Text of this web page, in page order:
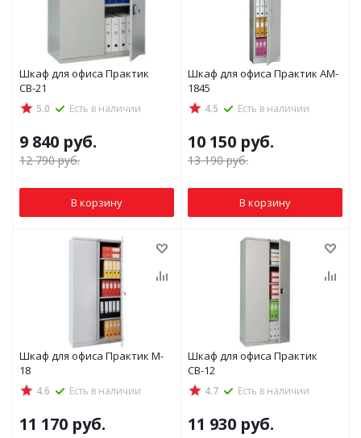
Шкаф для офиса Практик
СВ-21
5.0 Есть в наличии
9 840 руб.
12 790руб.
В корзину
Шкаф для офиса Практик AM-
1845
4.5 Есть в наличии
10 150 руб.
13 190руб.
В корзину
Шкаф для офиса Практик M-
18
4.6 Есть в наличии
11 170 руб.
Шкаф для офиса Практик
СВ-12
4.7 Есть в наличии
11 930 руб.